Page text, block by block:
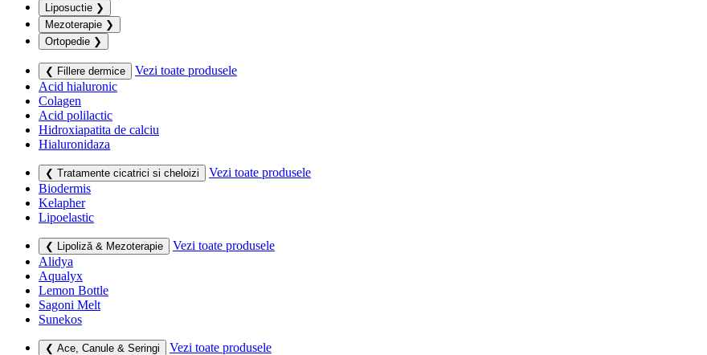
Liposuctie ❯
Mezoterapie ❯
Ortopedie ❯
❮ Fillere dermice
Vezi toate produsele
Acid hialuronic
Colagen
Acid polilactic
Hidroxiapatita de calciu
Hialuronidaza
❮ Tratamente cicatrici si cheloizi
Vezi toate produsele
Biodermis
Kelapher
Lipoelastic
❮ Lipoliză & Mezoterapie
Vezi toate produsele
Alidya
Aqualyx
Lemon Bottle
Sagoni Melt
Sunekos
❮ Ace, Canule & Seringi
Vezi toate produsele